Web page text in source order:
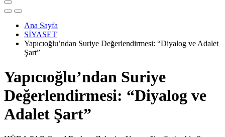
Ana Sayfa
SİYASET
Yapıcıoğlu’ndan Suriye Değerlendirmesi: “Diyalog ve Adalet
Şart”
Yapıcıoğlu’ndan Suriye
Değerlendirmesi: “Diyalog ve
Adalet Şart”